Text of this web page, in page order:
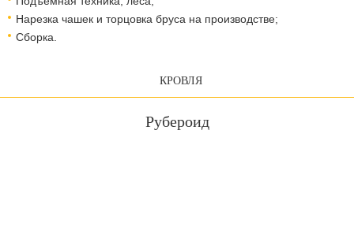
Нарезка чашек и торцовка бруса на производстве;
Сборка.
КРОВЛЯ
Рубероид